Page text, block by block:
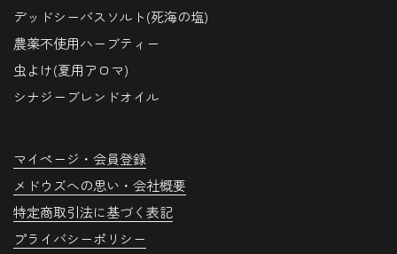
デッドシーバスソルト(死海の塩)
農薬不使用ハーブティー
虫よけ(夏用アロマ)
シナジーブレンドオイル
マイページ・会員登録
メドウズへの思い・会社概要
特定商取引法に基づく表記
プライバシーポリシー